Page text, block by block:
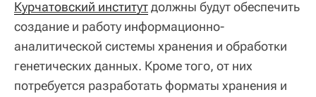
Курчатовский институтдолжны будут обеспечить
создание и работу информационно-
аналитической системы хранения и обработки
генетических данных. Кроме того, от них
потребуется разработать форматы хранения и